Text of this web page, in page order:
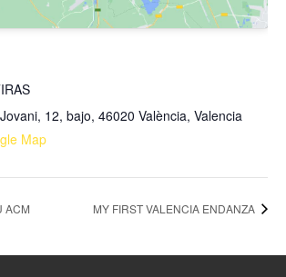
12, bajo, 46020 València, Valencia
Map
ACM MY FIRST VALENCIA ENDANZA